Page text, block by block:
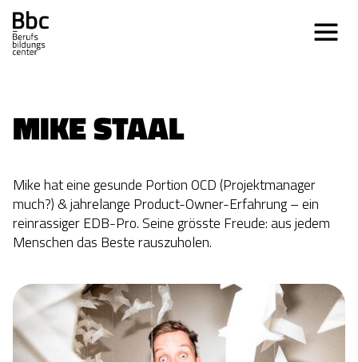
MIKE STAAL
Mike hat eine gesunde Portion OCD (Projektmanager
much?) & jahrelange Product-Owner-Erfahrung – ein
reinrassiger EDB-Pro. Seine grösste Freude: aus jedem
Menschen das Beste rauszuholen.